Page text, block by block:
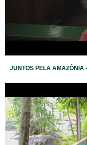
JUNTOS PELA AMAZÔNIA